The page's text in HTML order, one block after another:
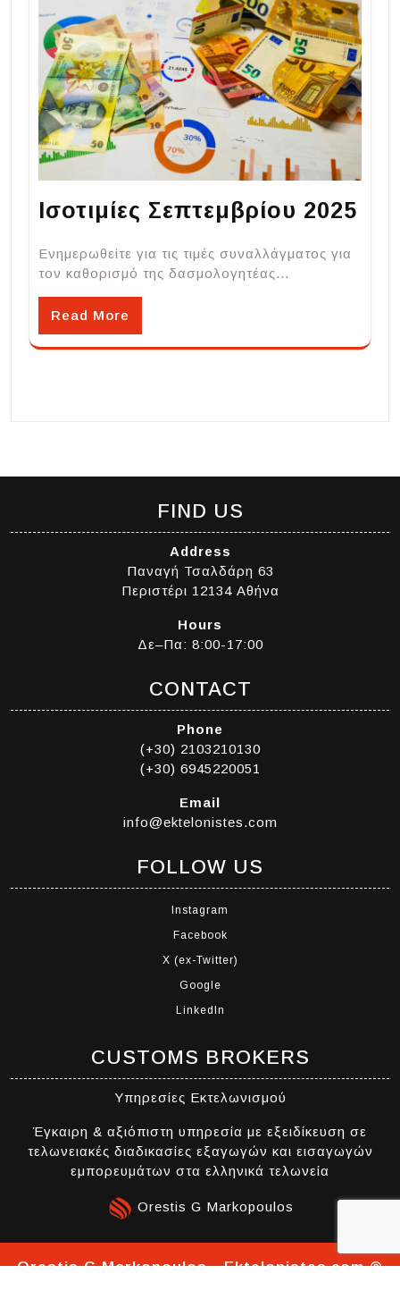
Ισοτιμίες Σεπτεμβρίου 2025
Ενημερωθείτε για τις τιμές συναλλάγματος για
τον καθορισμό της δασμολογητέας…
Read More
FIND US
Address
Παναγή Τσαλδάρη 63
Περιστέρι 12134 Αθήνα
Hours
Δε–Πα: 8:00-17:00
CONTACT
Phone
(+30) 2103210130
(+30) 6945220051
Email
info@ektelonistes.com
FOLLOW US
Instagram
Facebook
X (ex-Twitter)
Google
LinkedIn
CUSTOMS BROKERS
Υπηρεσίες Εκτελωνισμού
Έγκαιρη & αξιόπιστη υπηρεσία με εξειδίκευση σε
τελωνειακές διαδικασίες εξαγωγών και εισαγωγών
εμπορευμάτων στα ελληνικά τελωνεία
Orestis G Markopoulos
Orestis G Markopoulos - Ektelonistes.com ®